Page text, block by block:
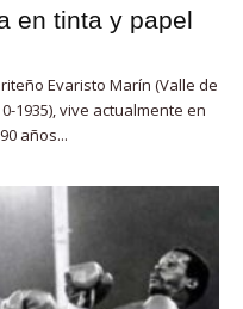
en tinta y papel
Evaristo Marín (Valle de
1935), vive actualmente en
años...